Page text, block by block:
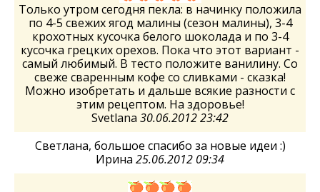
Только утром сегодня пекла: в начинку положила
по 4-5 свежих ягод малины (сезон малины), 3-4
крохотных кусочка белого шоколада и по 3-4
кусочка грецких орехов. Пока что этот вариант -
самый любимый. В тесто положите ванилину. Со
свеже сваренным кофе со сливками - сказка!
Можно изобретать и дальше всякие разности с
этим рецептом. На здоровье!
Svetlana 30.06.2012 23:42
Светлана, большое спасибо за новые идеи :)
Ирина 25.06.2012 09:34